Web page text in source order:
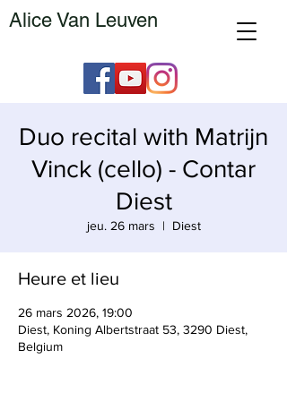
Alice Van Leuven
Duo recital with Matrijn
Vinck (cello) - Contar
Diest
jeu. 26 mars
  |
Diest
Heure et lieu
26 mars 2026, 19:00
Diest, Koning Albertstraat 53, 3290 Diest,
Belgium